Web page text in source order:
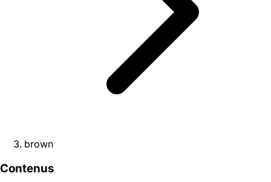
brown
Contenus